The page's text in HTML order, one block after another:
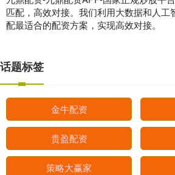
匹配，高效对接。我们利用大数据和人工
配最适合的配资方案，实现高效对接。
话题标签
金牛配资
贵盈配资
策略大赢家